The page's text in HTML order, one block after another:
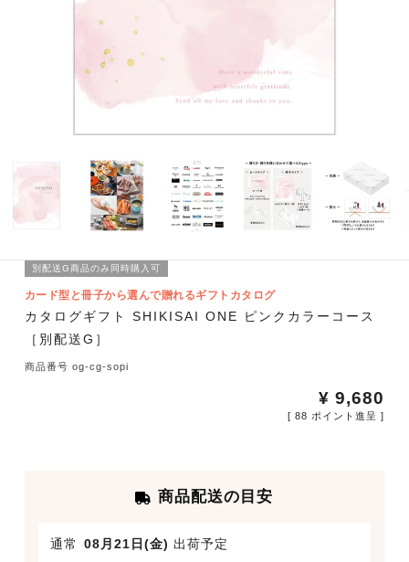
別配送G商品のみ同時購入可
カード型と冊子から選んで贈れるギフトカタログ
カタログギフト SHIKISAI ONE ピンクカラーコース
［別配送G］
商品番号 og-cg-sopi
¥ 9,680
[ 88 ポイント進呈 ]
商品配送の目安
通常 08月21日(金) 出荷予定